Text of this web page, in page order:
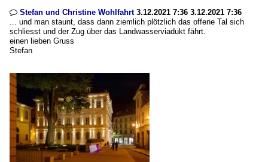
 Stefan und Christine Wohlfahrt3.12.2021 7:36 3.12.2021 7:36
... und man staunt, dass dann ziemlich plötzlich das offene Tal sich
schliesst und der Zug über das Landwasserviadukt fährt.
einen lieben Gruss
Stefan